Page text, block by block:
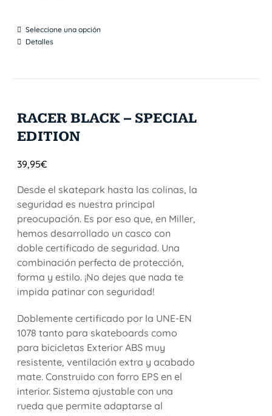
Seleccione una opción
Detalles
RACER BLACK – SPECIAL
EDITION
39,95€
Desde el skatepark hasta las colinas, la
seguridad es nuestra principal
preocupación. Es por eso que, en Miller,
hemos desarrollado un casco con
doble certificado de seguridad. Una
combinación perfecta de protección,
forma y estilo. ¡No dejes que nada te
impida patinar con seguridad!
Doblemente certificado por la UNE-EN
1078 tanto para skateboards como
para bicicletas Exterior ABS muy
resistente, ventilación extra y acabado
mate. Construido con forro EPS en el
interior. Sistema ajustable con una
rueda que permite adaptarse al